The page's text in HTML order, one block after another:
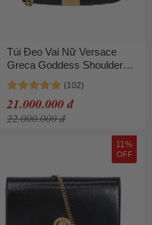
Túi Đeo Vai Nữ Versace
Greca Goddess Shoulder
Bag Màu Đen
21.000.000 đ
22.000.000 đ
11%
OFF